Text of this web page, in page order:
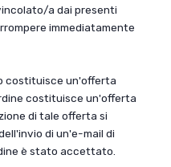
a dai presenti
immediatamente
costituisce un'offerta
costituisce un'offerta
di tale offerta si
di un'e-mail di
è stato accettato.